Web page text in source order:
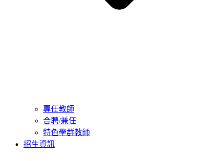
專任教師
合聘/兼任
特色學群教師
招生資訊